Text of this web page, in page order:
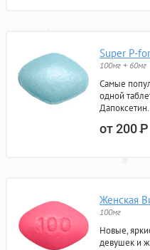
Super P-
100мг + 60мг
Самые
одной
Дапоксетин.
от 200Р
Женская
100мг
Новые,
девушек и